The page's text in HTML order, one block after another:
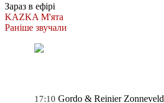
Зараз в ефірі
KAZKA М'ята
Раніше звучали
17:10 Gordo & Reinier Zonneveld